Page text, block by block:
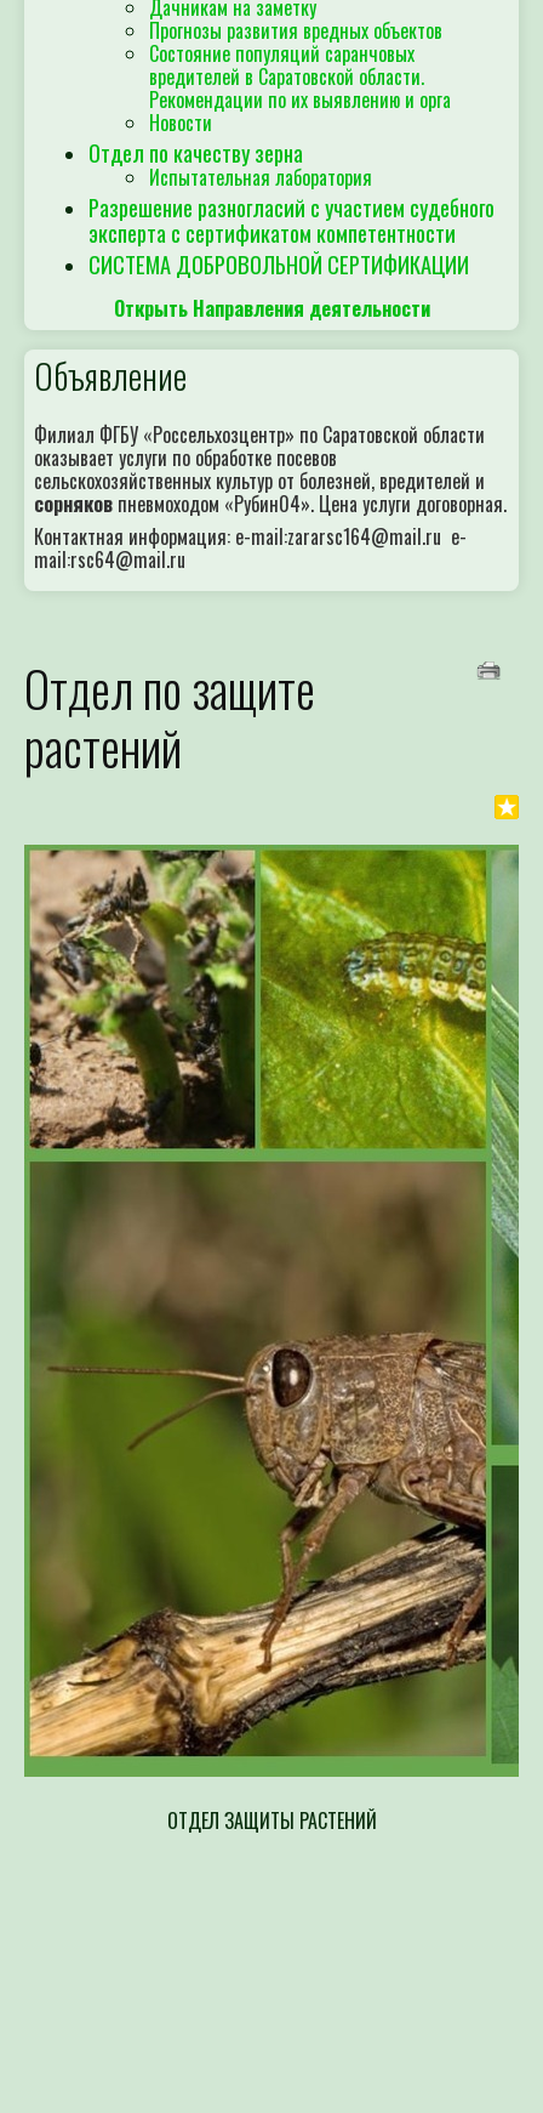
Прогнозы развития вредных объектов
Состояние популяций саранчовых
вредителей в Саратовской области.
Рекомендации по их выявлению и орга
Новости
Отдел по качеству зерна
Испытательная лаборатория
Разрешение разногласий с участием судебного
эксперта с сертификатом компетентности
СИСТЕМА ДОБРОВОЛЬНОЙ СЕРТИФИКАЦИИ
Открыть Направления деятельности
Объявление
Филиал ФГБУ «Россельхозцентр» по Саратовской области
оказывает услуги по обработке посевов
сельскохозяйственных культур от болезней, вредителей и
сорняковпневмоходом «Рубин04». Цена услуги договорная.
Контактная информация: e-mail:zararsc164@mail.ru e-
mail:rsc64@mail.ru
Отдел по защите
растений
ОТДЕЛ ЗАЩИТЫ РАСТЕНИЙ